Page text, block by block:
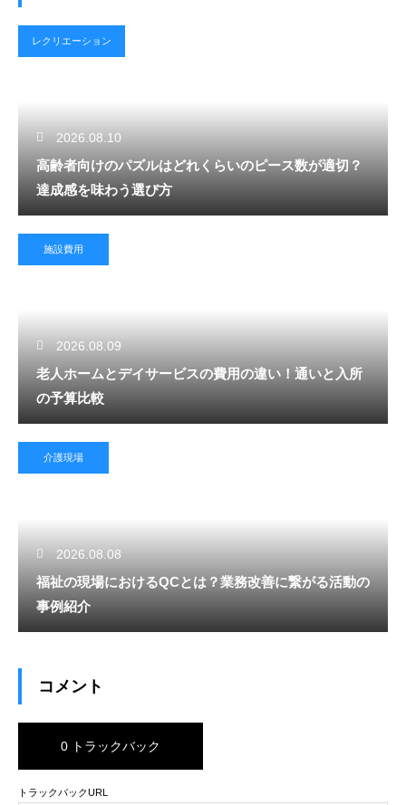
レクリエーション
2026.08.10
高齢者向けのパズルはどれくらいのピース数が適切？
達成感を味わう選び方
施設費用
2026.08.09
老人ホームとデイサービスの費用の違い！通いと入所
の予算比較
介護現場
2026.08.08
福祉の現場におけるQCとは？業務改善に繋がる活動の
事例紹介
コメント
0 トラックバック
トラックバックURL